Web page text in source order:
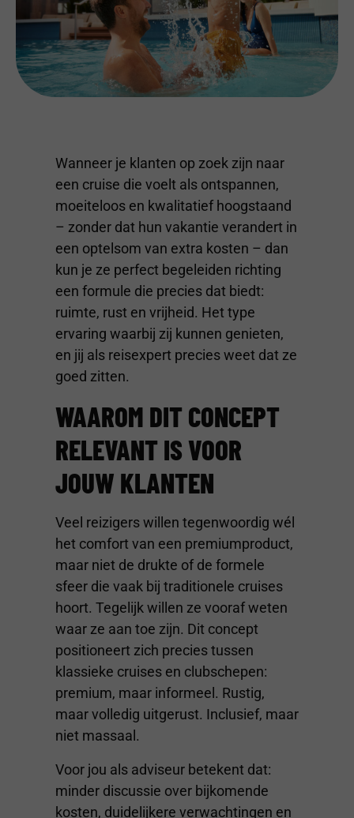
Wanneer je klanten op zoek zijn naar
een cruise die voelt als ontspannen,
moeiteloos en kwalitatief hoogstaand
– zonder dat hun vakantie verandert in
een optelsom van extra kosten – dan
kun je ze perfect begeleiden richting
een formule die precies dat biedt:
ruimte, rust en vrijheid. Het type
ervaring waarbij zij kunnen genieten,
en jij als reisexpert precies weet dat ze
goed zitten.
WAAROM DIT CONCEPT
RELEVANT IS VOOR
JOUW KLANTEN
Veel reizigers willen tegenwoordig wél
het comfort van een premiumproduct,
maar niet de drukte of de formele
sfeer die vaak bij traditionele cruises
hoort. Tegelijk willen ze vooraf weten
waar ze aan toe zijn. Dit concept
positioneert zich precies tussen
klassieke cruises en clubschepen:
premium, maar informeel. Rustig,
maar volledig uitgerust. Inclusief, maar
niet massaal.
Voor jou als adviseur betekent dat:
minder discussie over bijkomende
kosten, duidelijkere verwachtingen en